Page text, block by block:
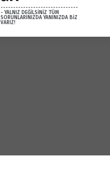
-------------------------------
- YALNIZ DEĞİLSİNİZ TÜM
SORUNLARINIZDA YANINIZDA BİZ
VARIZ!